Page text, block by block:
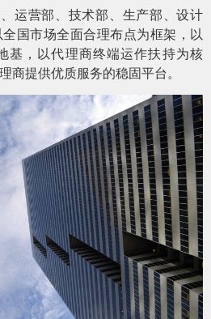
运营部、技术部、生产部、设计
国市场全面合理布点为框架，以
基，以代理商终端运作扶持为核
商提供优质服务的稳固平台。